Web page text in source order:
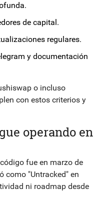
de capital.
regulares.
y documentación
o incluso
con estos criterios y
operando en
fue en marzo de
como "Untracked" en
ni roadmap desde